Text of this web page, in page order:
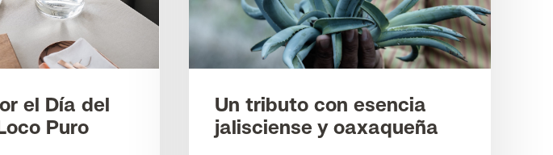
el Día del
Puro
Un tributo con esencia
jalisciense y oaxaqueña